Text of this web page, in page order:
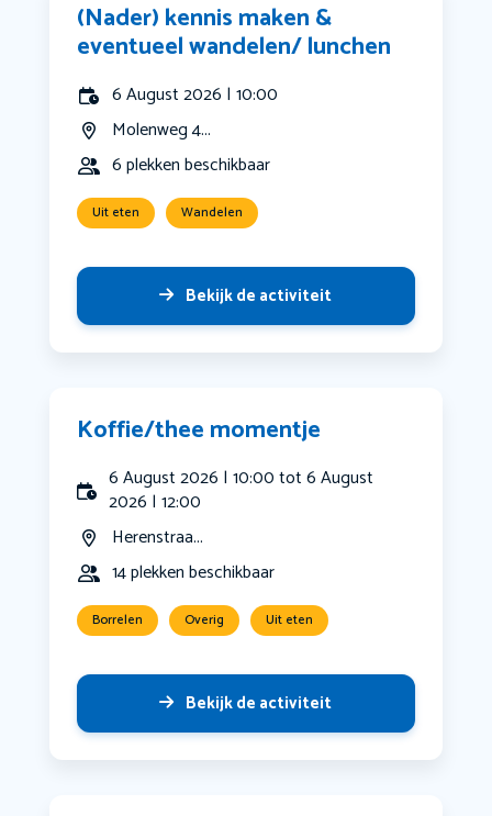
(Nader) kennis maken &
eventueel wandelen/ lunchen
6 August 2026 | 10:00
Molenweg 4...
6 plekken beschikbaar
Uit eten Wandelen
Bekijk de activiteit
Koffie/thee momentje
6 August 2026 | 10:00 tot 6 August
2026 | 12:00
Herenstraa...
14 plekken beschikbaar
Borrelen Overig Uit eten
Bekijk de activiteit